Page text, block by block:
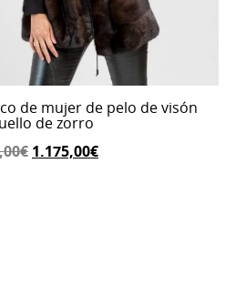
de mujer de pelo de visón
de zorro
€ El
1.175,00€El